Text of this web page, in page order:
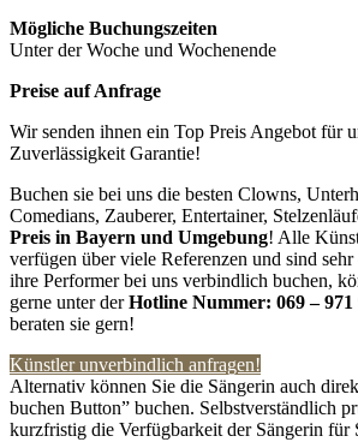
Mögliche Buchungszeiten
Unter der Woche und Wochenende
Preise auf Anfrage
Wir senden ihnen ein Top Preis Angebot für
Zuverlässigkeit Garantie!
Buchen sie bei uns die besten Clowns,
Comedians, Zauberer, Entertainer,
Preis in Bayern und Umgebung! Alle
verfügen über viele Referenzen und sind
ihre Performer bei uns verbindlich buchen,
gerne unter derHotline Nummer: 069 – 971
beraten sie gern!
Künstler unverbindlich anfragen!
Alternativ können Sie die Sängerin auch
buchen Button” buchen. Selbstverständlich
kurzfristig die Verfügbarkeit der Sängerin für